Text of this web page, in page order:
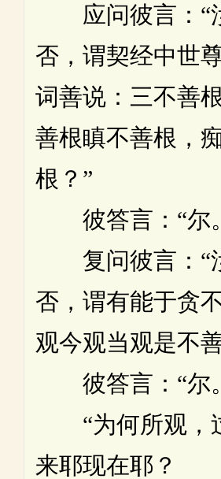
应问彼言：“
否，谓契经中世
词善说：三不善
善根瞋不善根，
根？”
彼答言：“尔
复问彼言：“
否，谓有能于贪
观今观当观是不
彼答言：“尔
“为何所观，
来耶现在耶？